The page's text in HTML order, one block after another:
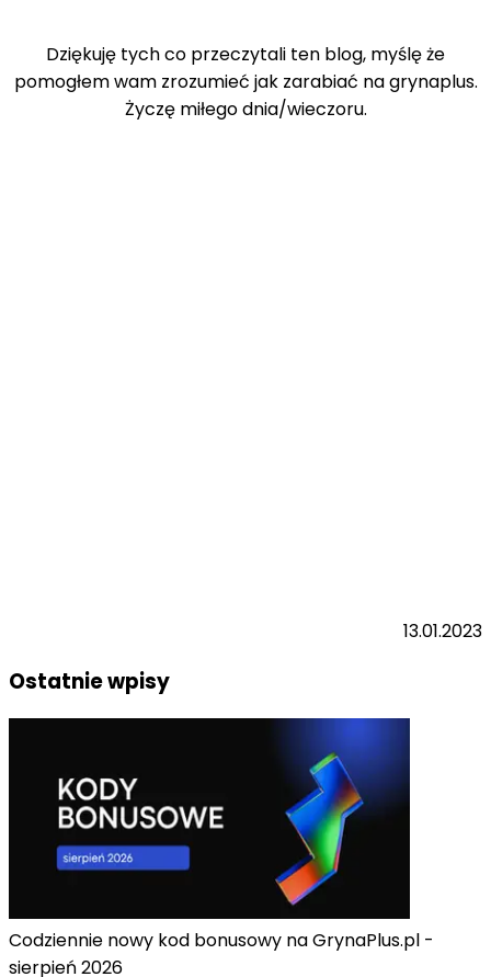
Dziękuję tych co przeczytali ten blog, myślę że
pomogłem wam zrozumieć jak zarabiać na grynaplus.
Życzę miłego dnia/wieczoru.
13.01.2023
Ostatnie wpisy
Codziennie nowy kod bonusowy na GrynaPlus.pl -
sierpień 2026